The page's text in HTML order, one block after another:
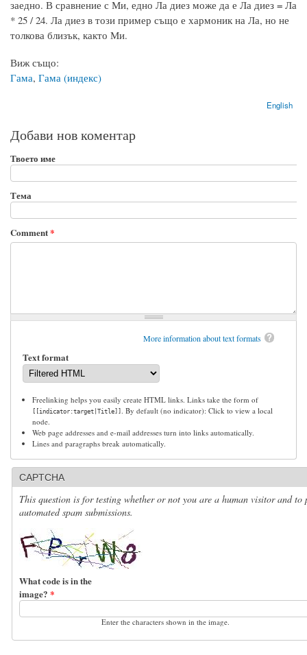
заедно. В сравнение с Ми, едно Ла диез може да е Ла диез = Ла
* 25 / 24. Ла диез в този пример също е хармоник на Ла, но не
толкова близък, както Ми.
Виж също:
Гама, Гама (индекс)
English
Добави нов коментар
Твоето име
Тема
Comment*
More information about text formats
Text format
Freelinking helps you easily create HTML links. Links take the form of
[[indicator:target|Title]]
. By default (no indicator): Click to view a local
node.
Web page addresses and e-mail addresses turn into links automatically.
Lines and paragraphs break automatically.
CAPTCHA
This question is for testing whether or not you are a human visitor and to
automated spam submissions.
What code is in the
image? *
Enter the characters shown in the image.